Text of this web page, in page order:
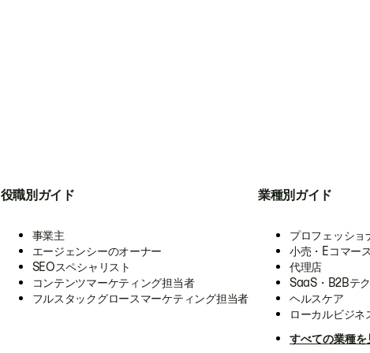
役職別ガイド
事業主
エージェンシーのオーナー
SEOスペシャリスト
コンテンツマーケティング担当者
フルスタックグロースマーケティング担当者
業種別ガイド
プロフェッショ
小売・Eコマー
代理店
SaaS・B2Bテ
ヘルスケア
ローカルビジネ
すべての業種を